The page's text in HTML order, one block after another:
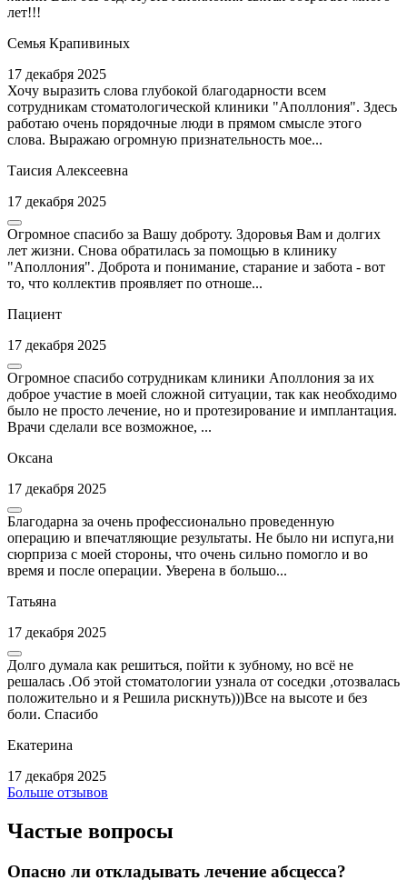
лет!!!
Семья Крапивиных
17 декабря 2025
Хочу выразить слова глубокой благодарности всем
сотрудникам стоматологической клиники "Аполлония". Здесь
работаю очень порядочные люди в прямом смысле этого
слова. Выражаю огромную признательность мое...
Таисия Алексеевна
17 декабря 2025
Огромное спасибо за Вашу доброту. Здоровья Вам и долгих
лет жизни. Снова обратилась за помощью в клинику
"Аполлония". Доброта и понимание, старание и забота - вот
то, что коллектив проявляет по отноше...
Пациент
17 декабря 2025
Огромное спасибо сотрудникам клиники Аполлония за их
доброе участие в моей сложной ситуации, так как необходимо
было не просто лечение, но и протезирование и имплантация.
Врачи сделали все возможное, ...
Оксана
17 декабря 2025
Благодарна за очень профессионально проведенную
операцию и впечатляющие результаты. Не было ни испуга,ни
сюрприза с моей стороны, что очень сильно помогло и во
время и после операции. Уверена в большо...
Татьяна
17 декабря 2025
Долго думала как решиться, пойти к зубному, но всё не
решалась .Об этой стоматологии узнала от соседки ,отозвалась
положительно и я Решила рискнуть)))Все на высоте и без
боли. Спасибо
Екатерина
17 декабря 2025
Больше отзывов
Частые вопросы
Опасно ли откладывать лечение абсцесса?